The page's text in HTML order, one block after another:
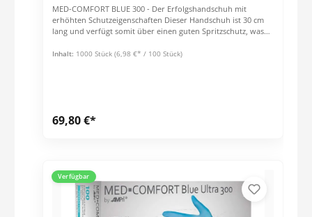
MED-COMFORT BLUE 300 - Der Erfolgshandschuh mit
erhöhten Schutzeigenschaften Dieser Handschuh ist 30 cm
lang und verfügt somit über einen guten Spritzschutz, was
Außerdem besitzt er eine gute Mischung aus glatt und
Inhalt: 1000 Stück (6,98 €* / 100 Stück)
69,80 €*
Verfügbar